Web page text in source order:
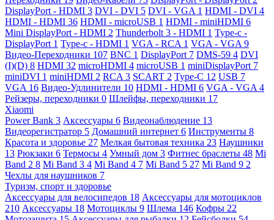
DisplayPort - HDMI 3 DVI - DVI 5 DVI - VGA 1 HDMI - DVI 4
HDMI - HDMI 36 HDMI - microUSB 1 HDMI - miniHDMI 6
Mini DisplayPort - HDMI 2 Thunderbolt 3 - HDMI 1 Type-c -
DisplayPort 1 Type-c - HDMI 1 VGA - RCA 1 VGA - VGA 9
Видео-Переходники 107 BNC 1 DisplayPort 7 DMS-59 4 DVI
(I)(D) 8 HDMI 32 microHDMI 4 microUSB 1 miniDisplayPort 7
miniDVI 1 miniHDMI 2 RCA 3 SCART 2 Type-C 12 USB 7
VGA 16 Видео-Удлинители 10 HDMI - HDMI 6 VGA - VGA 4
Рейзеры, переходники 0 Шлейфы, переходники 17
Xiaomi
Power Bank 3 Аксессуары 6 Видеонаблюдение 13
Видеорегистратор 5 Домашний интернет 6 Инструменты 8
Красота и здоровье 27 Мелкая бытовая техника 23 Наушники
13 Рюкзаки 6 Термосы 4 Умный дом 3 Фитнес браслеты 48 Mi
Band 2 8 Mi Band 3 4 Mi Band 4 7 Mi Band 5 27 Mi Band 9 2
Чехлы для наушников 7
Туризм, спорт и здоровье
Аксессуары для велосипедов 18 Аксессуары для мотоциклов
210 Аксессуары 18 Мотоциклы 9 Шлема 146 Кофры 22